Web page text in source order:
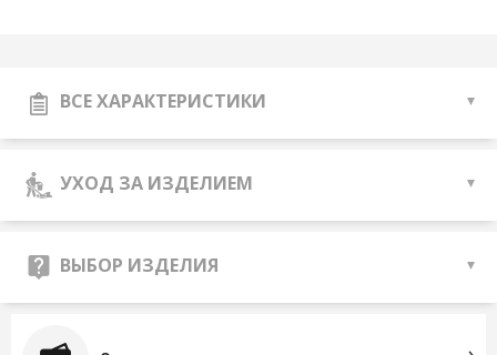
ВСЕ ХАРАКТЕРИСТИКИ
УХОД ЗА ИЗДЕЛИЕМ
ВЫБОР ИЗДЕЛИЯ